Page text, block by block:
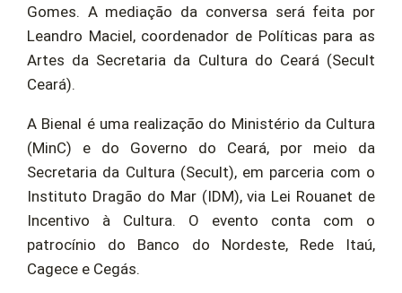
Gomes. A mediação da conversa será feita por
Leandro Maciel, coordenador de Políticas para as
Artes da Secretaria da Cultura do Ceará (Secult
Ceará).
A Bienal é uma realização do Ministério da Cultura
(MinC) e do Governo do Ceará, por meio da
Secretaria da Cultura (Secult), em parceria com o
Instituto Dragão do Mar (IDM), via Lei Rouanet de
Incentivo à Cultura. O evento conta com o
patrocínio do Banco do Nordeste, Rede Itaú,
Cagece e Cegás.